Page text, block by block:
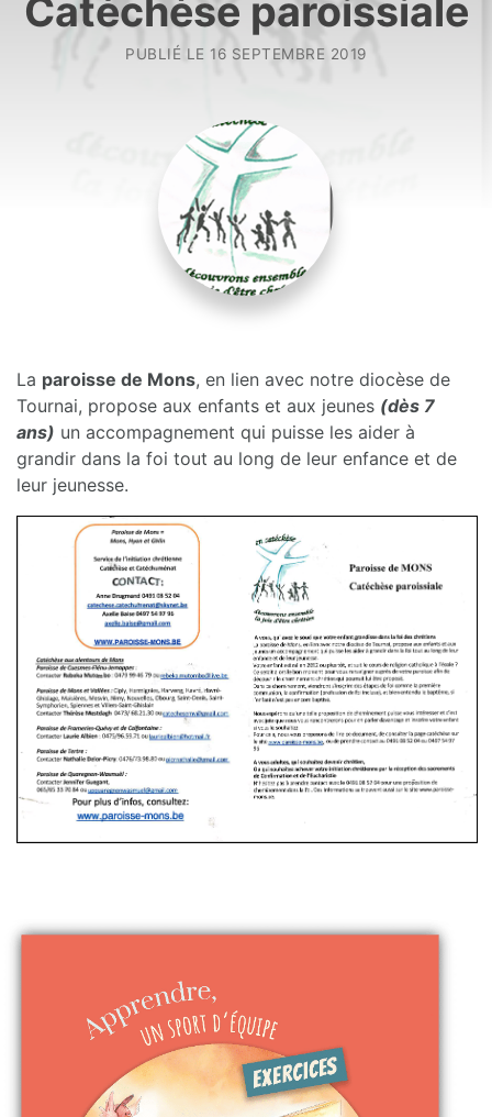
Catéchèse paroissiale
PUBLIÉ LE 16 SEPTEMBRE 2019
La paroisse de Mons, en lien avec notre diocèse de
Tournai, propose aux enfants et aux jeunes (dès 7
ans) un accompagnement qui puisse les aider à
grandir dans la foi tout au long de leur enfance et de
leur jeunesse.